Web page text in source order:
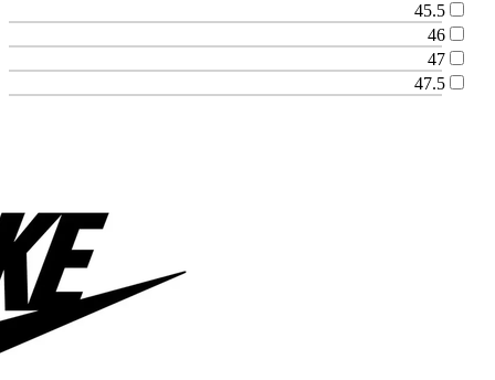
45.5
46
47
47.5